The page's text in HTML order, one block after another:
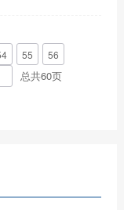
55
56
总共60页